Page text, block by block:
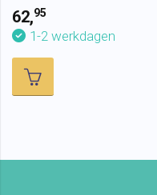
62,95
1-2 werkdagen